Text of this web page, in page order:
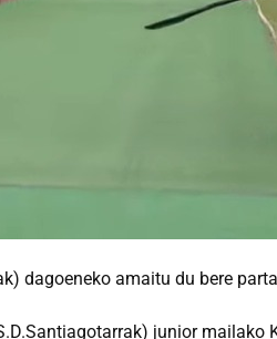
dagoeneko amaitu du bere
junior mailako